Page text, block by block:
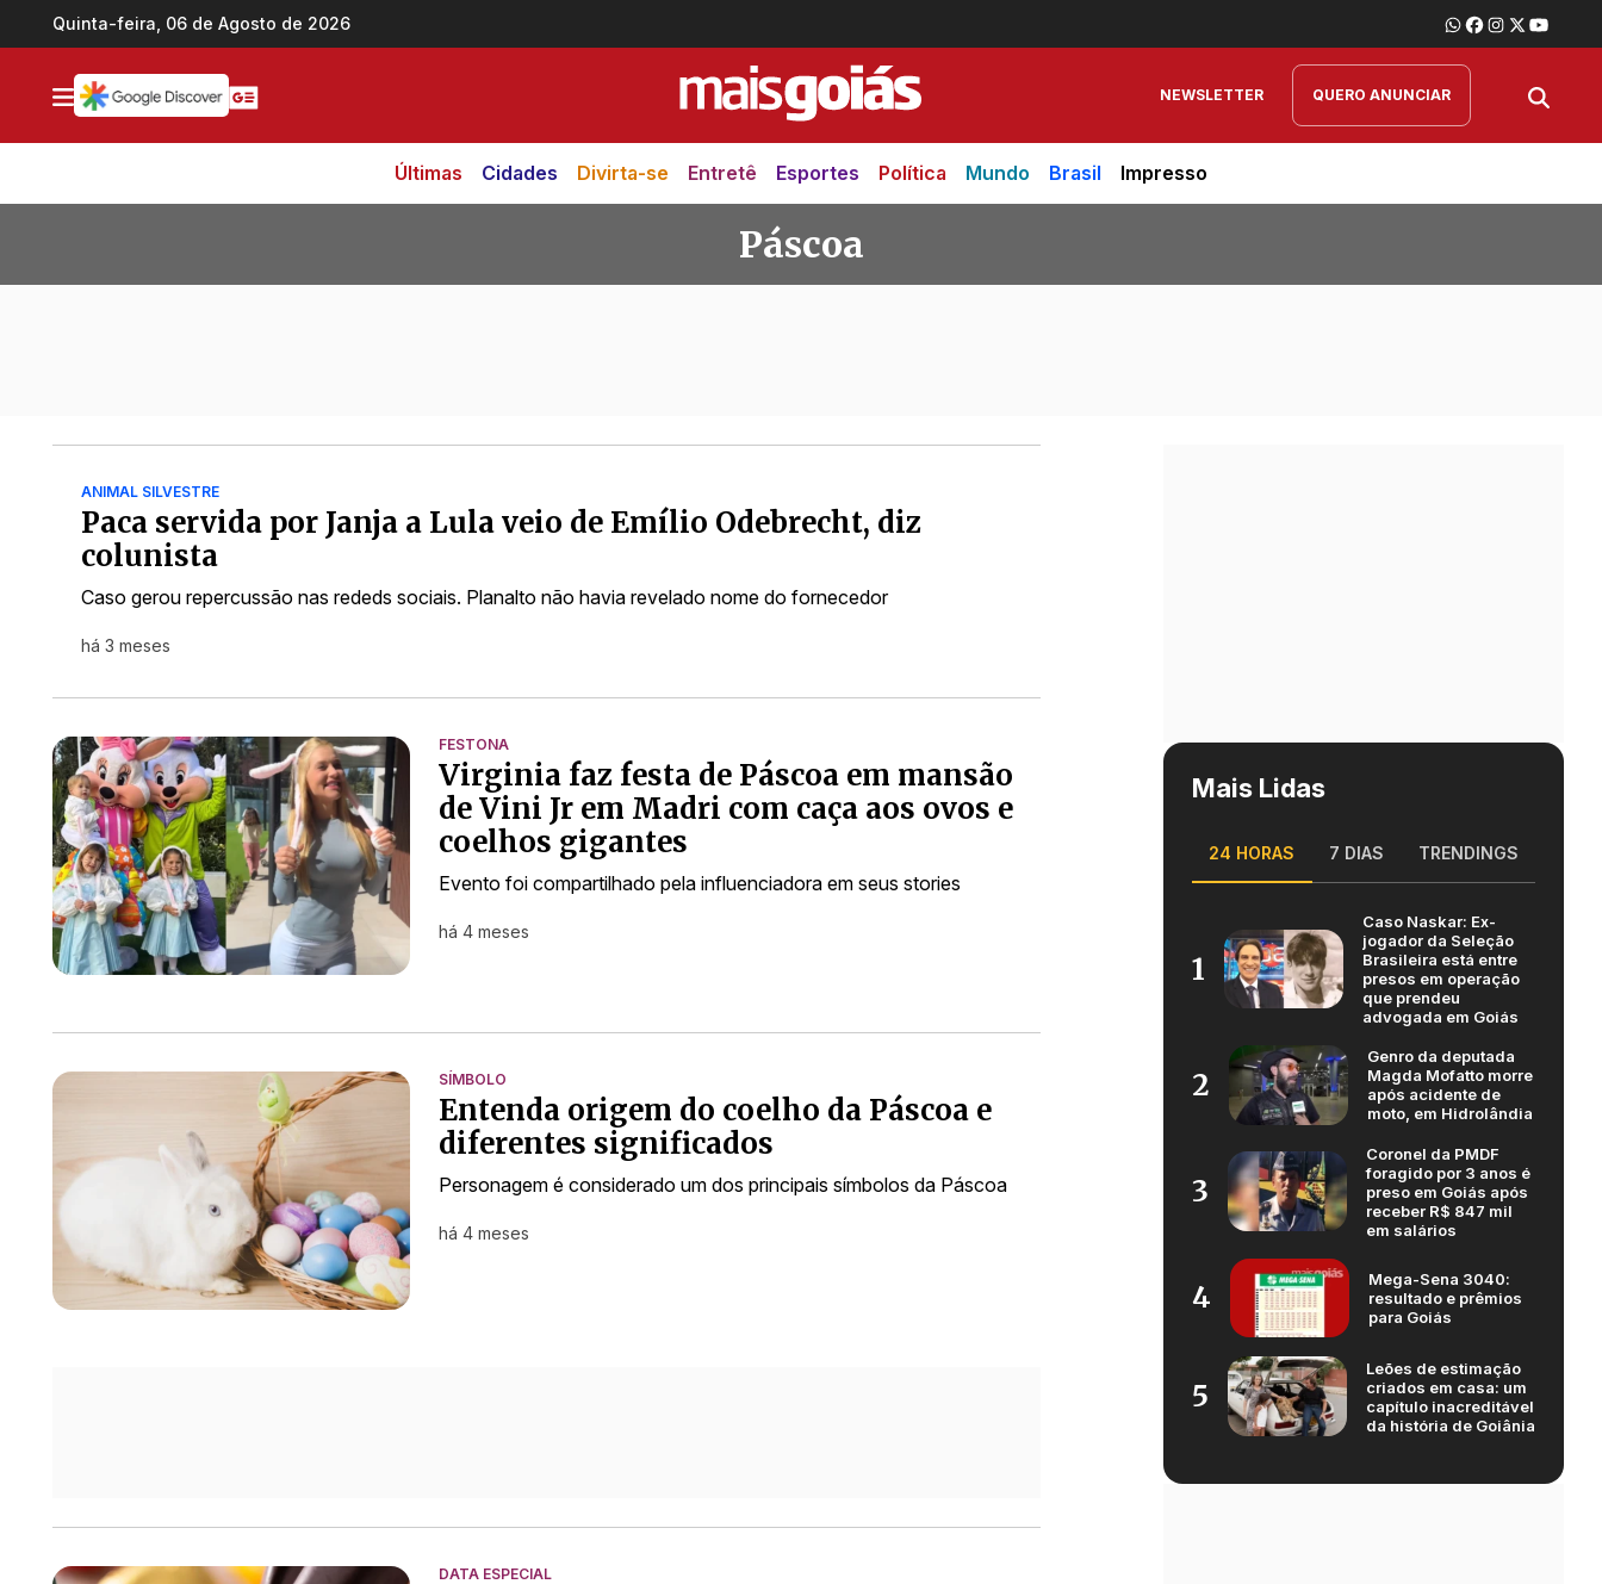
Ir direto pro conteúdo
Quinta-feira, 06 de Agosto de 2026
NEWSLETTER QUERO ANUNCIAR
Últimas Cidades Divirta-se Entretê Esportes Política Mundo Brasil Impresso
Páscoa
ANIMAL SILVESTRE
Paca servida por Janja a Lula veio de Emílio Odebrecht, diz
colunista
Caso gerou repercussão nas rededs sociais. Planalto não havia revelado nome do fornecedor
há 3 meses
FESTONA
Virginia faz festa de Páscoa em mansão
de Vini Jr em Madri com caça aos ovos e
coelhos gigantes
Evento foi compartilhado pela influenciadora em seus stories
há 4 meses
SÍMBOLO
Entenda origem do coelho da Páscoa e
diferentes significados
Personagem é considerado um dos principais símbolos da Páscoa
há 4 meses
DATA ESPECIAL
Mais Lidas
24 HORAS 7 DIAS TRENDINGS
1
Caso Naskar: Ex-
jogador da Seleção
Brasileira está entre
presos em operação
que prendeu
advogada em Goiás
2
Genro da deputada
Magda Mofatto morre
após acidente de
moto, em Hidrolândia
3
Coronel da PMDF
foragido por 3 anos é
preso em Goiás após
receber R$ 847 mil
em salários
4
Mega-Sena 3040:
resultado e prêmios
para Goiás
5
Leões de estimação
criados em casa: um
capítulo inacreditável
da história de Goiânia